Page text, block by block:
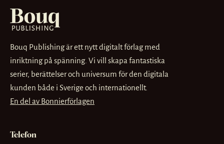
Bouq Publishing är ett nytt digitalt förlag med
inriktning på spänning. Vi vill skapa fantastiska
serier, berättelser och universum för den digitala
kunden både i Sverige och internationellt.
En del av Bonnierförlagen
Telefon